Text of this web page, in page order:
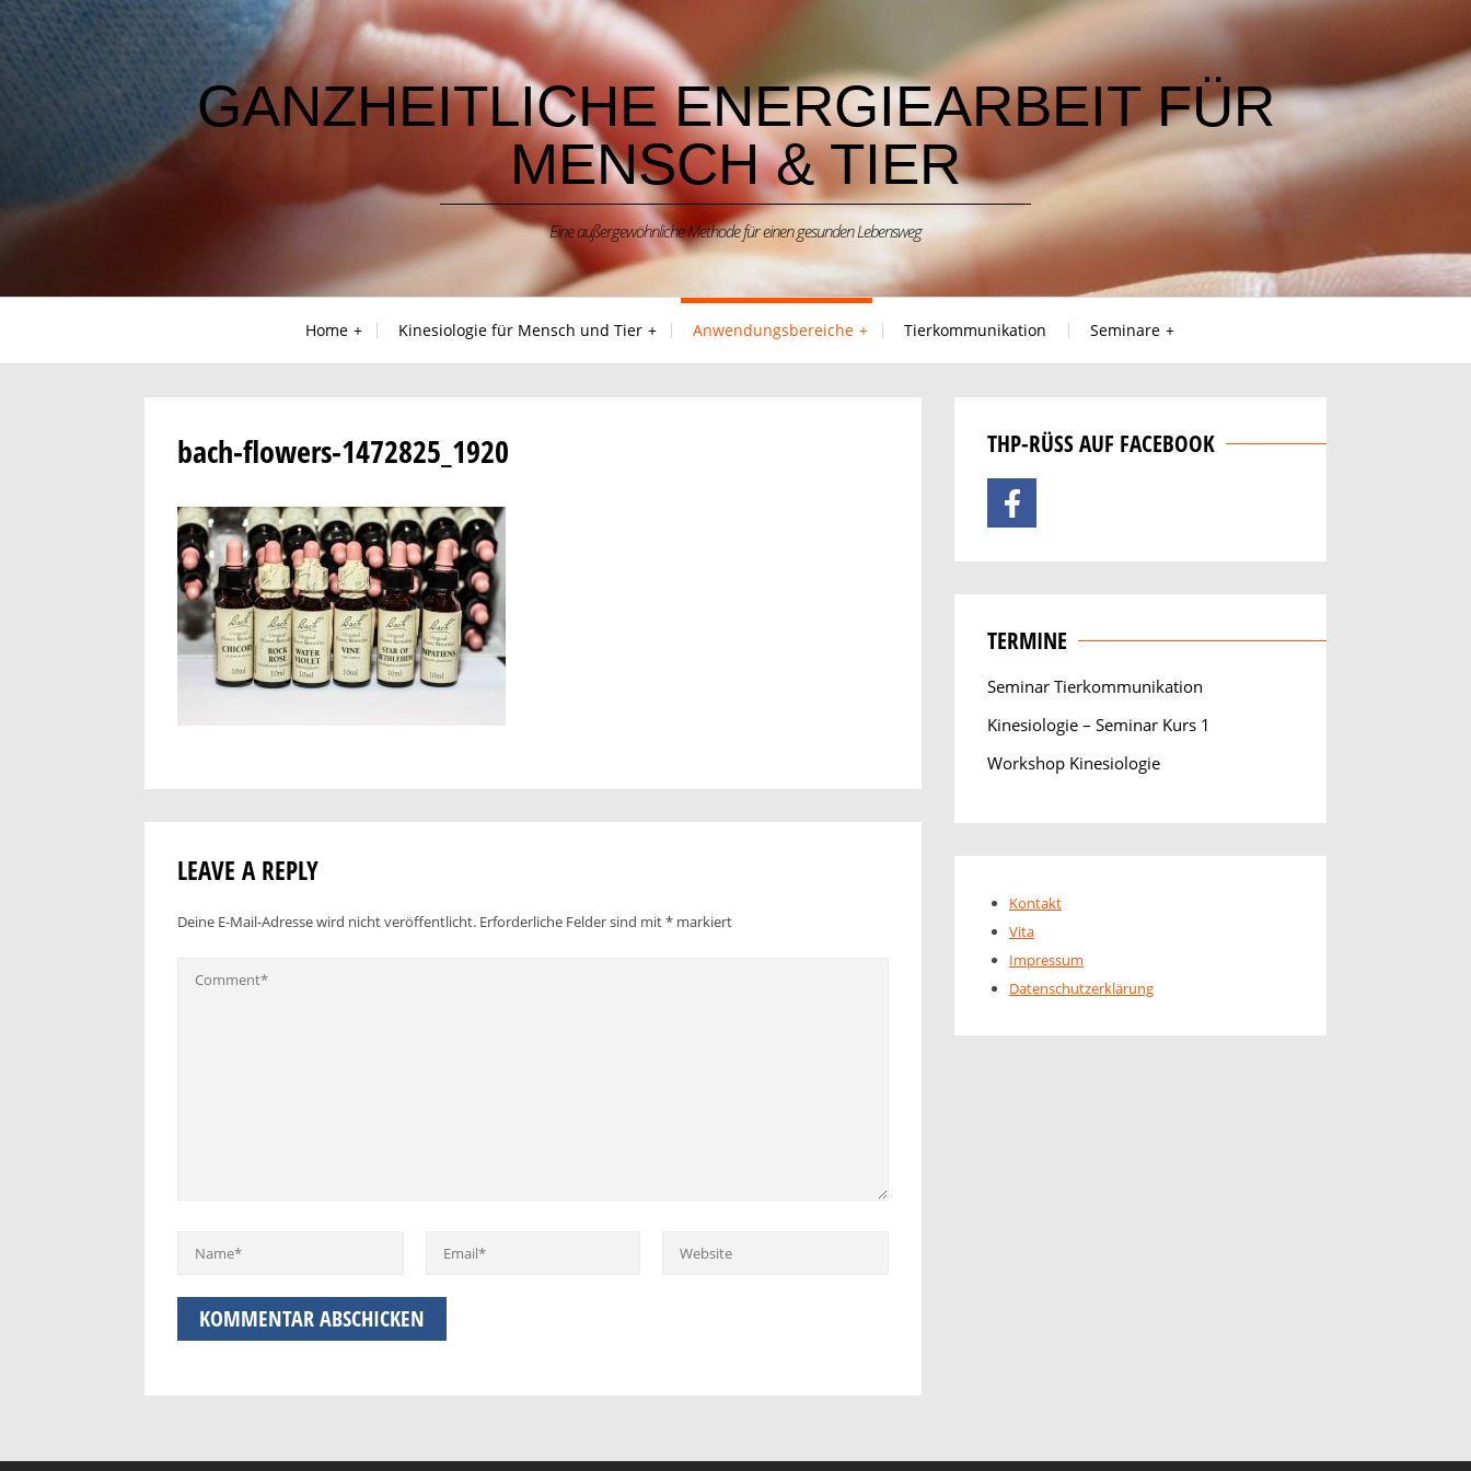
content
GANZHEITLICHE ENERGIEARBEIT FÜR
MENSCH & TIER
Eine außergewöhnliche Methode für einen gesunden Lebensweg
Home Kinesiologie für Mensch und Tier Anwendungsbereiche Tierkommunikation Seminare
bach-flowers-1472825_1920
LEAVE A REPLY
Deine E-Mail-Adresse wird nicht veröffentlicht. Erforderliche Felder sind mit* markiert
THP-RÜSS AUF FACEBOOK
TERMINE
Seminar Tierkommunikation
Kinesiologie – Seminar Kurs 1
Workshop Kinesiologie
Kontakt
Vita
Impressum
Datenschutzerklärung